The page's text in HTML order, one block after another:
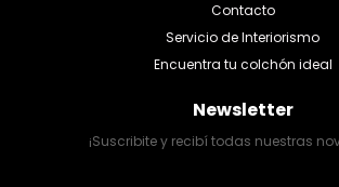
Contacto
Servicio de Interiorismo
Encuentra tu colchón ideal
Newsletter
¡Suscribite y recibí todas nuestras